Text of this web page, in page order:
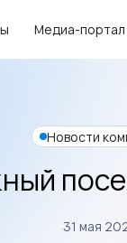
Медиа-портал
Новости
31 мая